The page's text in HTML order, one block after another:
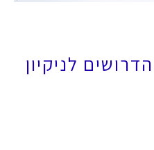
לניקיון